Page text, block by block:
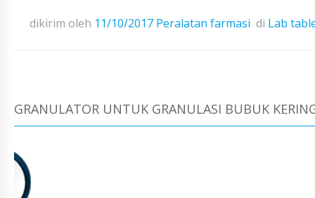
dikirim oleh 11/10/2017 Peralatan farmasi di Lab
GRANULATOR UNTUK GRANULASI BUBUK